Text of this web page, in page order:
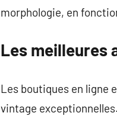
morphologie, en
Les meilleures
Les boutiques en ligne
vintage